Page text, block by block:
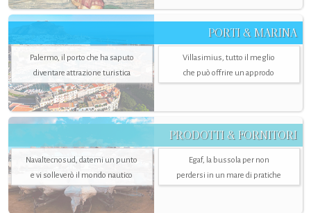
PORTI & MARINA
Palermo, il porto che ha saputo
diventare attrazione turistica
Villasimius, tutto il meglio
che può offrire un approdo
PRODOTTI & FORNITORI
Navaltecnosud, datemi un punto
e vi solleverò il mondo nautico
Egaf, la bussola per non
perdersi in un mare di pratiche